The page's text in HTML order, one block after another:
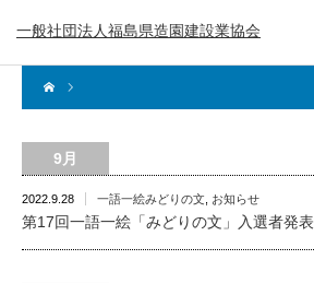
一般社団法人福島県造園建設業協会
9月
2022.9.28 一語一絵みどりの文 お知らせ
第17回一語一絵「みどりの文」入選者発表